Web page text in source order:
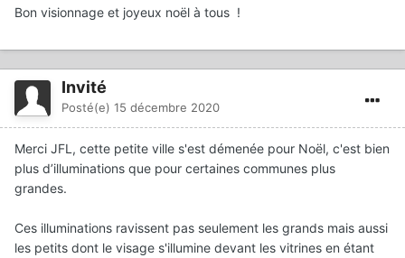
Bon visionnage et joyeux noël à tous !
Invité
Posté(e) 15 décembre 2020
Merci JFL, cette petite ville s'est démenée pour Noël, c'est bien
plus d’illuminations que pour certaines communes plus
grandes.
Ces illuminations ravissent pas seulement les grands mais aussi
les petits dont le visage s'illumine devant les vitrines en étant